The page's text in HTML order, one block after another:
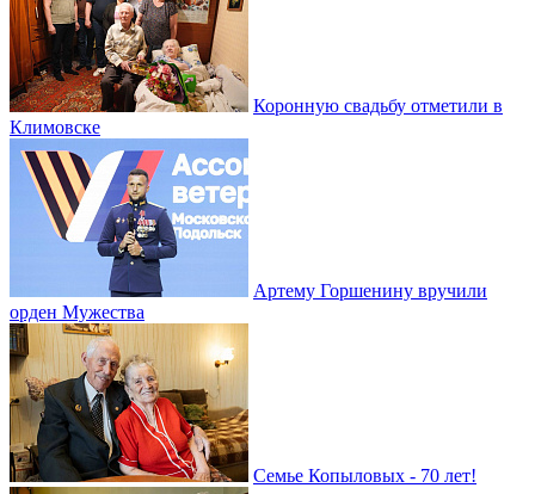
Коронную свадьбу отметили в
Климовске
Артему Горшенину вручили
орден Мужества
Семье Копыловых - 70 лет!